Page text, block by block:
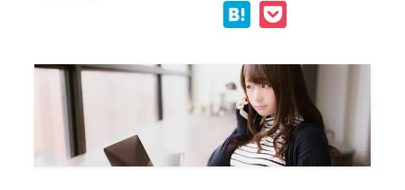
L
i
n
k
o
o
k
r
t
e
n
a
c
e
t